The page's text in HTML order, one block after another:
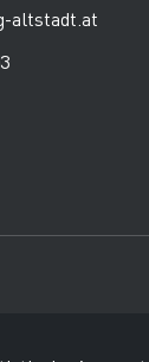
altstadt.at